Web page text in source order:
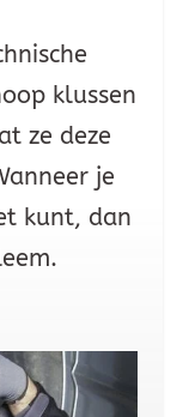
klussen
ze deze
je
kunt, dan